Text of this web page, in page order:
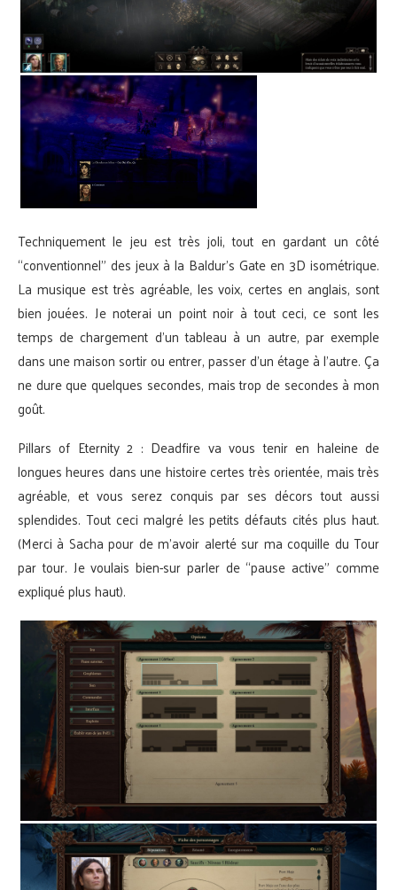
Techniquement le jeu est très joli, tout en gardant un côté
“conventionnel” des jeux à la Baldur’s Gate en 3D isométrique.
La musique est très agréable, les voix, certes en anglais, sont
bien jouées. Je noterai un point noir à tout ceci, ce sont les
temps de chargement d’un tableau à un autre, par exemple
dans une maison sortir ou entrer, passer d’un étage à l’autre. Ça
ne dure que quelques secondes, mais trop de secondes à mon
goût.
Pillars of Eternity 2 : Deadfire va vous tenir en haleine de
longues heures dans une histoire certes très orientée, mais très
agréable, et vous serez conquis par ses décors tout aussi
splendides. Tout ceci malgré les petits défauts cités plus haut.
(Merci à Sacha pour de m’avoir alerté sur ma coquille du Tour
par tour. Je voulais bien-sur parler de “pause active” comme
expliqué plus haut).